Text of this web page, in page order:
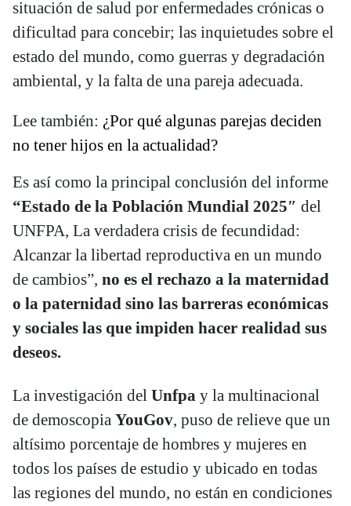
situación de salud por enfermedades crónicas o
dificultad para concebir; las inquietudes sobre el
estado del mundo, como guerras y degradación
ambiental, y la falta de una pareja adecuada.
Lee también: ¿Por qué algunas parejas deciden
no tener hijos en la actualidad?
Es así como la principal conclusión del informe
“Estado de la Población Mundial 2025″ del
UNFPA, La verdadera crisis de fecundidad:
Alcanzar la libertad reproductiva en un mundo
de cambios”, no es el rechazo a la maternidad
o la paternidad sino las barreras económicas
y sociales las que impiden hacer realidad sus
deseos.
La investigación del Unfpa y la multinacional
de demoscopia YouGov, puso de relieve que un
altísimo porcentaje de hombres y mujeres en
todos los países de estudio y ubicado en todas
las regiones del mundo, no están en condiciones